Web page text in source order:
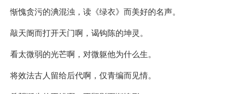
惭愧贪污的淟混浊，读《绿衣》而美好的名声。
敲天阍而打开天门啊，谒钩陈的坤灵。
看太微弱的光芒啊，对微躯他为什么生。
将效法古人留给后代啊，仅青编而见情。